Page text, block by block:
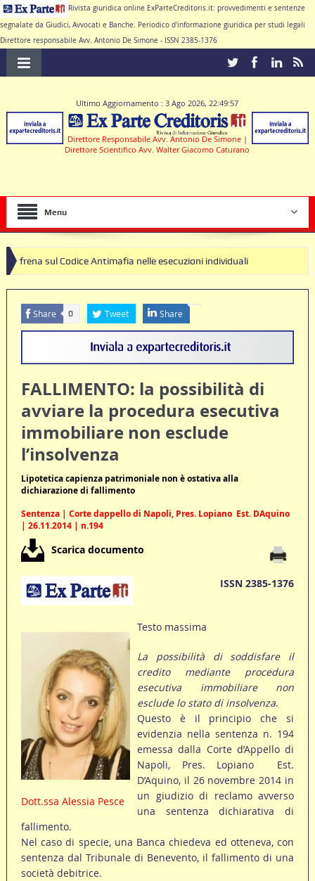
Rivista giuridica online ExParteCreditoris.it: provvedimenti e sentenze
segnalate da Giudici, Avvocati e Banche. Periodico d'informazione giuridica per studi legali
Direttore responsabile Avv. Antonio De Simone - ISSN 2385-1376
Ultimo Aggiornamento : 3 Ago 2026, 22:49:57
Direttore Responsabile Avv. Antonio De Simone |
Direttore Scientifico Avv. Walter Giacomo Caturano
Menu
sul Codice Antimafia nelle esecuzioni individuali
di clausole nulle deve produrre il contratto di conto corrente
Share 0 Tweet Share
FALLIMENTO: la possibilità di
avviare la procedura esecutiva
immobiliare non esclude
l’insolvenza
Lipotetica capienza patrimoniale non è ostativa alla
dichiarazione di fallimento
Sentenza | Corte dappello di Napoli, Pres. Lopiano  Est. DAquino
| 26.11.2014 | n.194
Scarica documento
ISSN 2385-1376
Dott.ssa Alessia Pesce
Testo massima
La possibilità di soddisfare il
credito mediante procedura
esecutiva immobiliare non
esclude lo stato di insolvenza.
Questo è il principio che si
evidenzia nella sentenza n. 194
emessa dalla Corte d’Appello di
Napoli, Pres. Lopiano  Est.
D’Aquino, il 26 novembre 2014 in
un giudizio di reclamo avverso
una sentenza dichiarativa di
fallimento.
Nel caso di specie, una Banca chiedeva ed otteneva, con
sentenza dal Tribunale di Benevento, il fallimento di una
società debitrice.